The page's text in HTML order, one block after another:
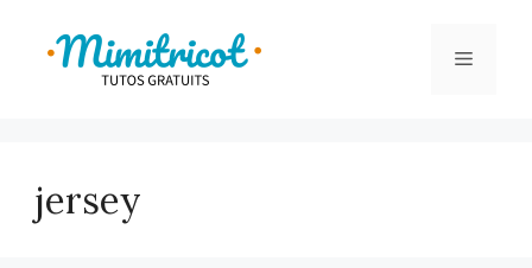
contenu
Menu
jersey